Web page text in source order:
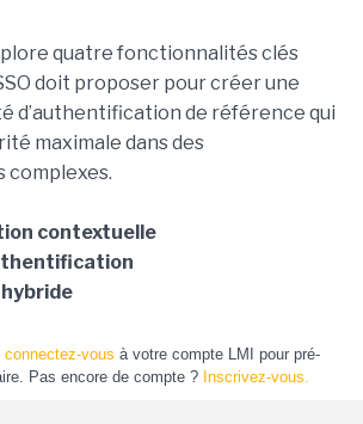
quatre fonctionnalités clés
doit proposer pour créer une
d’authentification de référence qui
maximale dans des
contextuelle
connectez-vous à votre compte LMI pour pré-
Pas encore de compte ? Inscrivez-vous.